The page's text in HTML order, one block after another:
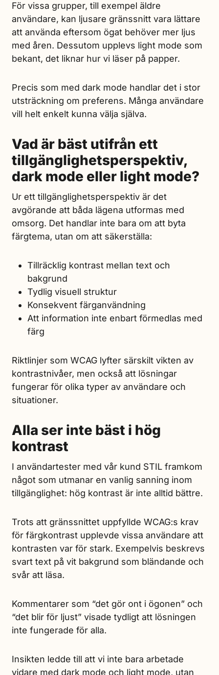
För vissa grupper, till exempel äldre
användare, kan ljusare gränssnitt vara lättare
att använda eftersom ögat behöver mer ljus
med åren. Dessutom upplevs light mode som
bekant, det liknar hur vi läser på papper.
Precis som med dark mode handlar det i stor
utsträckning om preferens. Många användare
vill helt enkelt kunna välja själva.
Vad är bäst utifrån ett
tillgänglighetsperspektiv,
dark mode eller light mode?
Ur ett tillgänglighetsperspektiv är det
avgörande att båda lägena utformas med
omsorg. Det handlar inte bara om att byta
färgtema, utan om att säkerställa:
Tillräcklig kontrast mellan text och
bakgrund
Tydlig visuell struktur
Konsekvent färganvändning
Att information inte enbart förmedlas med
färg
Riktlinjer som WCAG lyfter särskilt vikten av
kontrastnivåer, men också att lösningar
fungerar för olika typer av användare och
situationer.
Alla ser inte bäst i hög
kontrast
I användartester med vår kund STIL framkom
något som utmanar en vanlig sanning inom
tillgänglighet: hög kontrast är inte alltid bättre.
Trots att gränssnittet uppfyllde WCAG:s krav
för färgkontrast upplevde vissa användare att
kontrasten var för stark. Exempelvis beskrevs
svart text på vit bakgrund som bländande och
svår att läsa.
Kommentarer som “det gör ont i ögonen” och
“det blir för ljust” visade tydligt att lösningen
inte fungerade för alla.
Insikten ledde till att vi inte bara arbetade
vidare med dark mode och light mode, utan